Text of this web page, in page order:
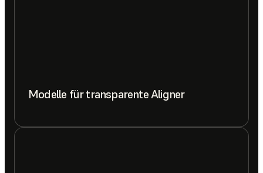
Modelle für transparente Aligner